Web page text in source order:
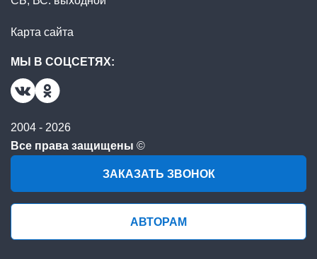
Карта сайта
МЫ В СОЦСЕТЯХ:
2004 - 2026
Все права защищены ©
ЗАКАЗАТЬ ЗВОНОК
АВТОРАМ